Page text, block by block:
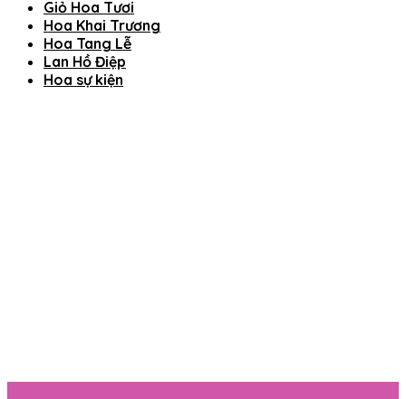
Giỏ Hoa Tươi
Hoa Khai Trương
Hoa Tang Lễ
Lan Hồ Điệp
Hoa sự kiện